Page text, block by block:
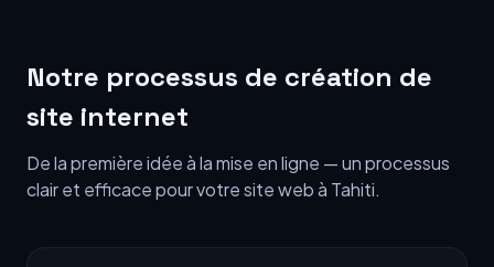
Notre processus de création de
site internet
De la première idée à la mise en ligne — un processus
clair et efficace pour votre site web à Tahiti.